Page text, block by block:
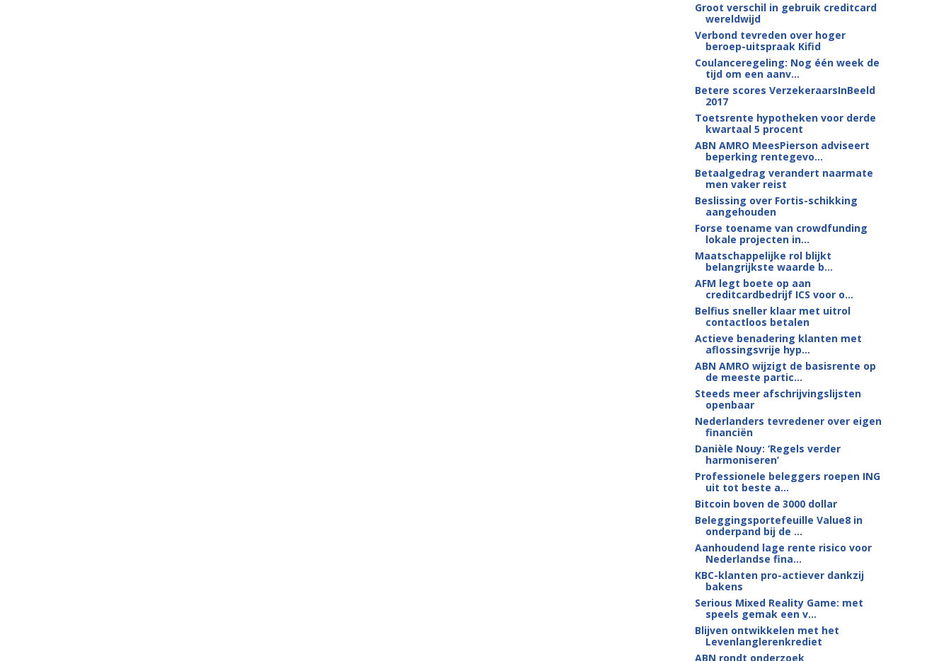
Groot verschil in gebruik creditcard
wereldwijd
Verbond tevreden over hoger
beroep-uitspraak Kifid
Coulanceregeling: Nog één week de
tijd om een aanv...
Betere scores VerzekeraarsInBeeld
2017
Toetsrente hypotheken voor derde
kwartaal 5 procent
ABN AMRO MeesPierson adviseert
beperking rentegevo...
Betaalgedrag verandert naarmate
men vaker reist
Beslissing over Fortis-schikking
aangehouden
Forse toename van crowdfunding
lokale projecten in...
Maatschappelijke rol blijkt
belangrijkste waarde b...
AFM legt boete op aan
creditcardbedrijf ICS voor o...
Belfius sneller klaar met uitrol
contactloos betalen
Actieve benadering klanten met
aflossingsvrije hyp...
ABN AMRO wijzigt de basisrente op
de meeste partic...
Steeds meer afschrijvingslijsten
openbaar
Nederlanders tevredener over eigen
financiën
Danièle Nouy: ‘Regels verder
harmoniseren’
Professionele beleggers roepen ING
uit tot beste a...
Bitcoin boven de 3000 dollar
Beleggingsportefeuille Value8 in
onderpand bij de ...
Aanhoudend lage rente risico voor
Nederlandse fina...
KBC-klanten pro-actiever dankzij
bakens
Serious Mixed Reality Game: met
speels gemak een v...
Blijven ontwikkelen met het
Levenlanglerenkrediet
ABN rondt onderzoek